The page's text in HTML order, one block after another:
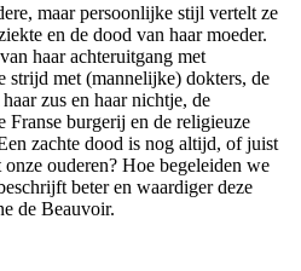
maar persoonlijke stijl vertelt ze
en de dood van haar moeder.
haar achteruitgang met
strijd met (mannelijke) dokters, de
zus en haar nichtje, de
Franse burgerij en de religieuze
zachte dood is nog altijd, of juist
ouderen? Hoe begeleiden we
beter en waardiger deze
de Beauvoir.